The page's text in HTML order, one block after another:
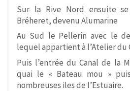
Sur la Rive Nord ensuite
Bréheret, devenu Alumarine
Au Sud le Pellerin avec le
lequel appartient à l’Atelier du
Puis l’entrée du Canal de la
quai le « Bateau mou »
nombreuses iles de l’Estuaire.